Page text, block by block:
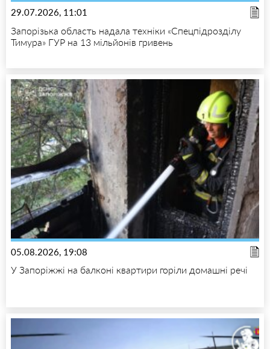
29.07.2026, 11:01
Запорізька область надала техніки «Спецпідрозділу
Тимура» ГУР на 13 мільйонів гривень
05.08.2026, 19:08
У Запоріжжі на балконі квартири горіли домашні речі